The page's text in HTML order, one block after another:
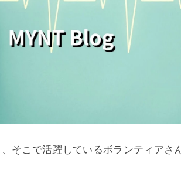
そこで活躍しているボランティアさ